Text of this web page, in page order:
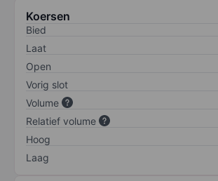
Koersen
Bied
Laat
Open
Vorig slot
Volume
Relatief volume
Hoog
Laag